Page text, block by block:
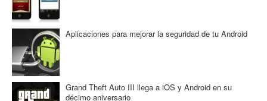
Aplicaciones para mejorar la seguridad de tu Android
Grand Theft Auto III llega a iOS y Android en su
décimo aniversario